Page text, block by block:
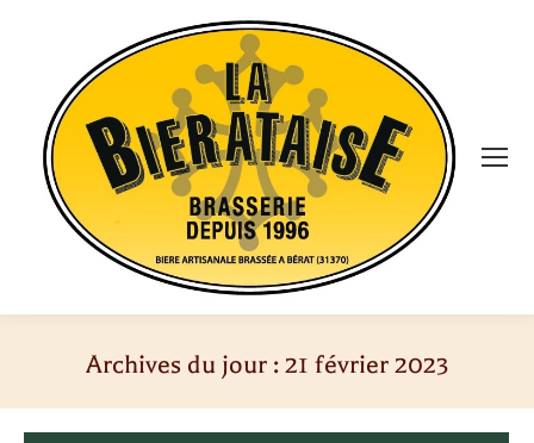
Archives du jour : 21 février 2023